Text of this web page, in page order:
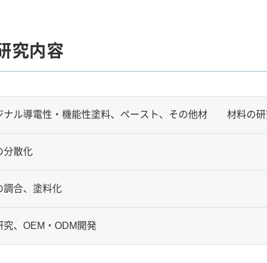
究内容
ナル導電性・機能性塗料、ペースト、その他材 材料の研
分散化
調合、塗料化
究、OEM・ODM開発